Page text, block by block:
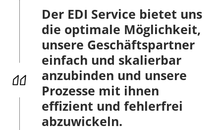
Der EDI Service bietet uns
die optimale Möglichkeit,
unsere Geschäftspartner
einfach und skalierbar
anzubinden und unsere
Prozesse mit ihnen
effizient und fehlerfrei
abzuwickeln.